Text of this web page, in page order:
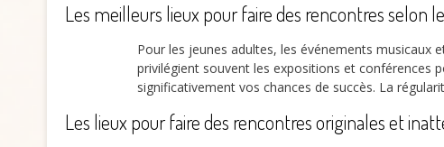
Les meilleurs lieux pour faire des rencontres selon
Pour les jeunes adultes, les événements musicaux
privilégient souvent les expositions et conférences
significativement vos chances de succès. La
Les lieux pour faire des rencontres originales et